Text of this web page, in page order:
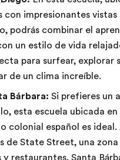
con impresionantes vistas
podrás combinar el
un estilo de vida
para surfear, explorar
de un clima increíble.
Bárbara: Si prefieres un
esta escuela ubicada
colonial español es
de State Street, una
y restaurantes, Santa